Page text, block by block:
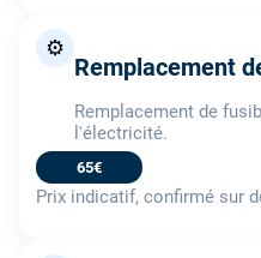
⚙️
Remplacement
Remplacement de
l'électricité.
65€
Prix indicatif, confirmé sur